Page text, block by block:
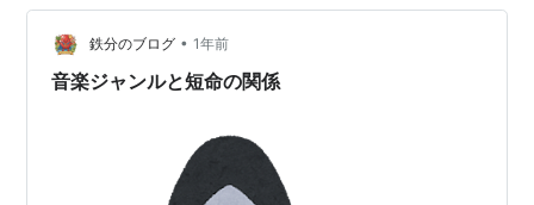
鉄分のブログ • 1年前
音楽ジャンルと短命の関係